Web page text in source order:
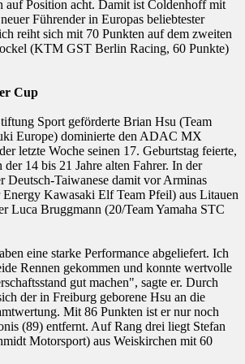
auf Position acht. Damit ist Coldenhoff mit
Führender in Europas beliebtester
reiht sich mit 70 Punkten auf dem zweiten
(KTM GST Berlin Racing, 60 Punkte)
Cup
Sport geförderte Brian Hsu (Team
Europe) dominierte den ADAC MX
letzte Woche seinen 17. Geburtstag feierte,
der 14 bis 21 Jahre alten Fahrer. In der
Deutsch-Taiwanese damit vor Arminas
Kawasaki Elf Team Pfeil) aus Litauen
Luca Bruggmann (20/Team Yamaha STC
eine starke Performance abgeliefert. Ich
Rennen gekommen und konnte wertvolle
gut machen", sagte er. Durch
der in Freiburg geborene Hsu an die
Mit 86 Punkten ist er nur noch
(89) entfernt. Auf Rang drei liegt Stefan
Motorsport) aus Weiskirchen mit 60